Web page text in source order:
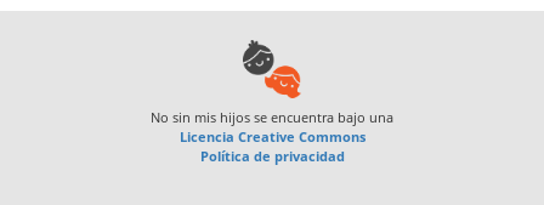
No sin mis hijos se encuentra bajo una
Licencia Creative Commons
Política de privacidad